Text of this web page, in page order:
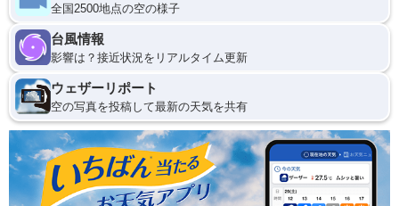
全国2500地点の空の様子
台風情報
影響は？接近状況をリアルタイム更新
ウェザーリポート
空の写真を投稿して最新の天気を共有